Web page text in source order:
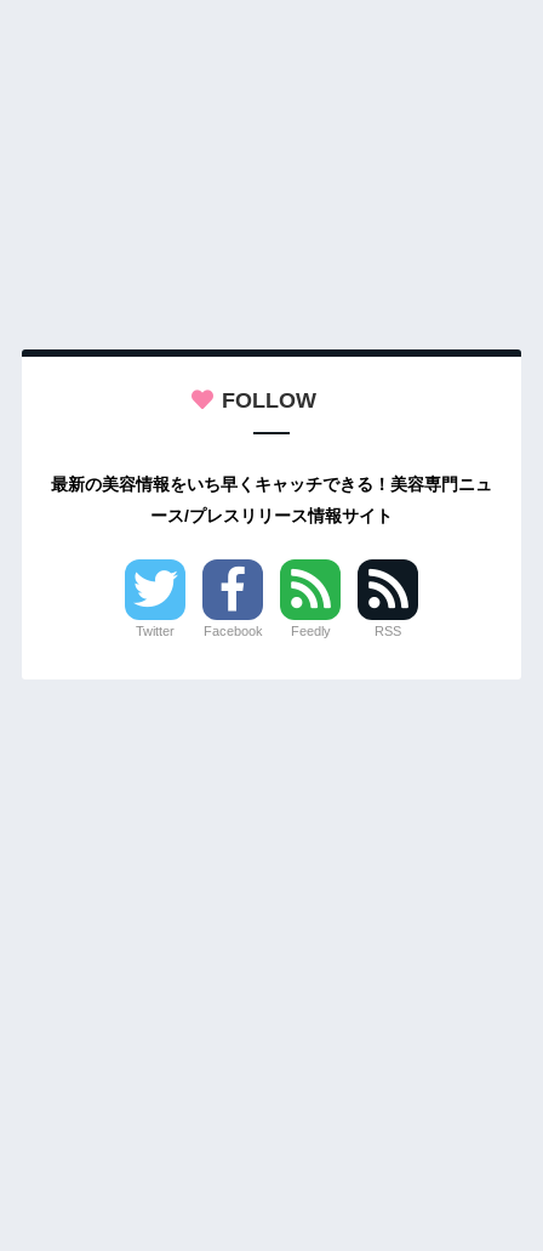
FOLLOW
最新の美容情報をいち早くキャッチできる！美容専門ニュ
ース/プレスリリース情報サイト
Twitter Facebook Feedly RSS